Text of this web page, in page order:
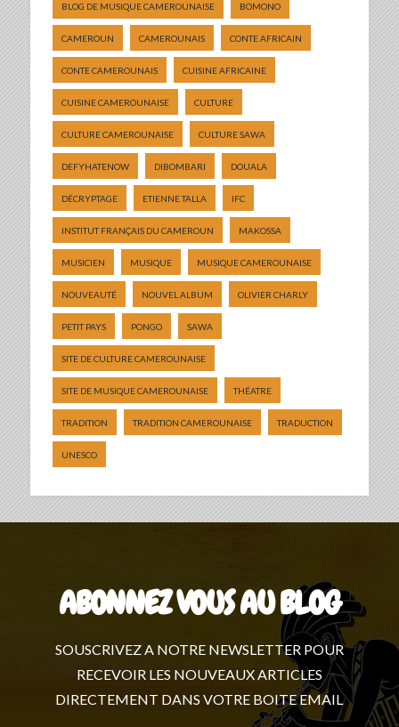
BLOG DE MUSIQUE CAMEROUNAISE BOMONO
CAMEROUN CAMEROUNAIS CONTE AFRICAIN
CONTE CAMEROUNAIS CUISINE AFRICAINE
CUISINE CAMEROUNAISE CULTURE
CULTURE CAMEROUNAISE CULTURE SAWA
DEFYHATENOW DIBOMBARI DOUALA
DÉCRYPTAGE ETIENNE TALLA IFC
INSTITUT FRANÇAIS DU CAMEROUN MAKOSSA
MUSICIEN MUSIQUE MUSIQUE CAMEROUNAISE
NOUVEAUTÉ NOUVEL ALBUM OLIVIER CHARLY
PETIT PAYS PONGO SAWA
SITE DE CULTURE CAMEROUNAISE
SITE DE MUSIQUE CAMEROUNAISE THÉATRE
TRADITION TRADITION CAMEROUNAISE TRADUCTION
UNESCO
ABONNEZ VOUS AU BLOG
SOUSCRIVEZ A NOTRE NEWSLETTER POUR
RECEVOIR LES NOUVEAUX ARTICLES
DIRECTEMENT DANS VOTRE BOITE EMAIL